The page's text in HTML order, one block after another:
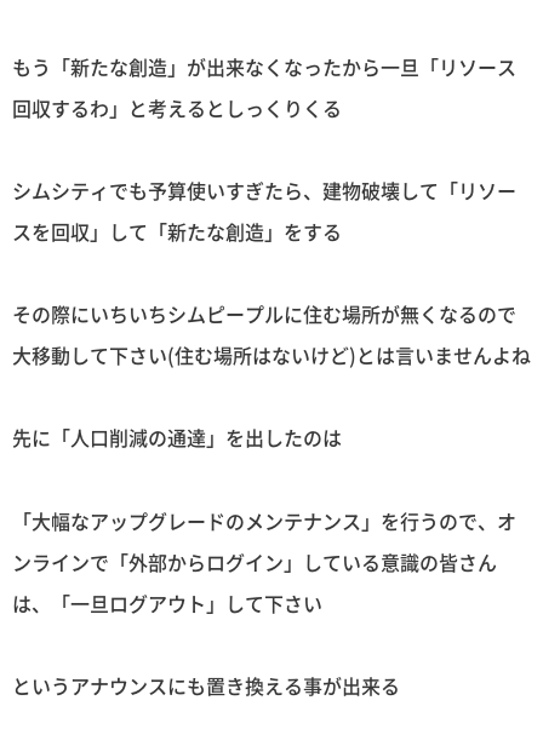
もう「新たな創造」が出来なくなったから一旦「リソース
回収するわ」と考えるとしっくりくる
シムシティでも予算使いすぎたら、建物破壊して「リソー
スを回収」して「新たな創造」をする
その際にいちいちシムピープルに住む場所が無くなるので
大移動して下さい(住む場所はないけど)とは言いませんよね
先に「人口削減の通達」を出したのは
「大幅なアップグレードのメンテナンス」を行うので、オ
ンラインで「外部からログイン」している意識の皆さん
は、「一旦ログアウト」して下さい
というアナウンスにも置き換える事が出来る